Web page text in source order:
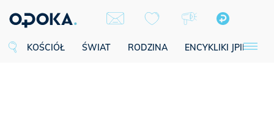
KOŚCIÓŁ ŚWIAT RODZINA ENCYKLIKI JPII